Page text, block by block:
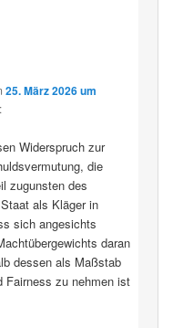
25. März 2026 um
:
Widerspruch zur
die
zugunsten des
als Kläger in
sich angesichts
daran
dessen als Maßstab
Fairness zu nehmen ist